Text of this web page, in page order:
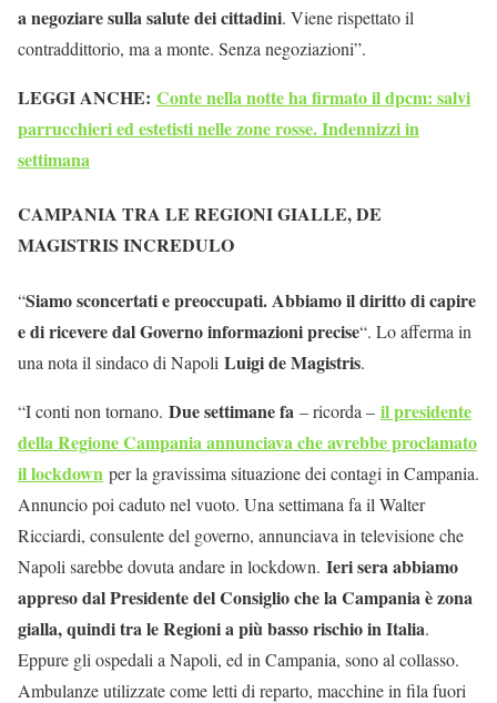
a negoziare sulla salute dei cittadini. Viene rispettato il
contraddittorio, ma a monte. Senza negoziazioni”.
LEGGI ANCHE: Conte nella notte ha firmato il dpcm: salvi
parrucchieri ed estetisti nelle zone rosse. Indennizzi in
settimana
CAMPANIA TRA LE REGIONI GIALLE, DE
MAGISTRIS INCREDULO
“Siamo sconcertati e preoccupati. Abbiamo il diritto di capire
e di ricevere dal Governo informazioni precise“. Lo afferma in
una nota il sindaco di Napoli Luigi de Magistris.
“I conti non tornano. Due settimane fa – ricorda – il presidente
della Regione Campania annunciava che avrebbe proclamato
il lockdown per la gravissima situazione dei contagi in Campania.
Annuncio poi caduto nel vuoto. Una settimana fa il Walter
Ricciardi, consulente del governo, annunciava in televisione che
Napoli sarebbe dovuta andare in lockdown. Ieri sera abbiamo
appreso dal Presidente del Consiglio che la Campania è zona
gialla, quindi tra le Regioni a più basso rischio in Italia.
Eppure gli ospedali a Napoli, ed in Campania, sono al collasso.
Ambulanze utilizzate come letti di reparto, macchine in fila fuori